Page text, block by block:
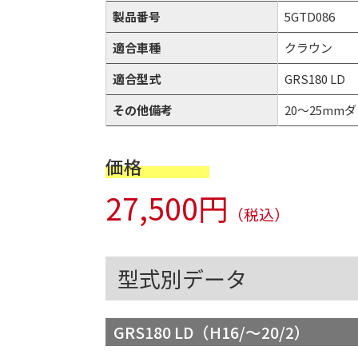
製品番号
5GTD086
適合車種
クラウン
適合型式
GRS180 LD
その他備考
20～25mm
価格
27,500円 （税込）
型式別データ
GRS180 LD（H16/～20/2）